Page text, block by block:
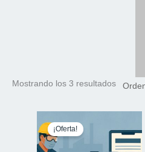
Mostrando los 3 resultados
¡Oferta!